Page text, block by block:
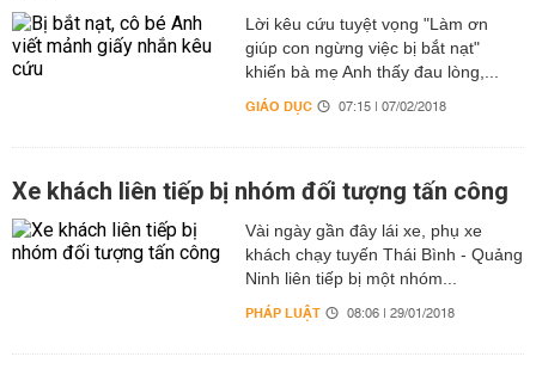
Lời kêu cứu tuyệt vọng "Làm ơn
giúp con ngừng việc bị bắt nạt"
khiến bà mẹ Anh thấy đau lòng,...
GIÁO DỤC 07:15 | 07/02/2018
Xe khách liên tiếp bị nhóm đối tượng tấn công
Vài ngày gần đây lái xe, phụ xe
khách chạy tuyến Thái Bình - Quảng
Ninh liên tiếp bị một nhóm...
PHÁP LUẬT 08:06 | 29/01/2018